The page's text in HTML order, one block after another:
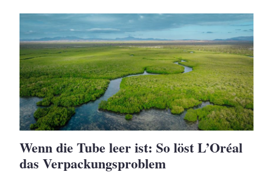
Wenn die Tube leer ist: So löst L’Oréal
das Verpackungsproblem